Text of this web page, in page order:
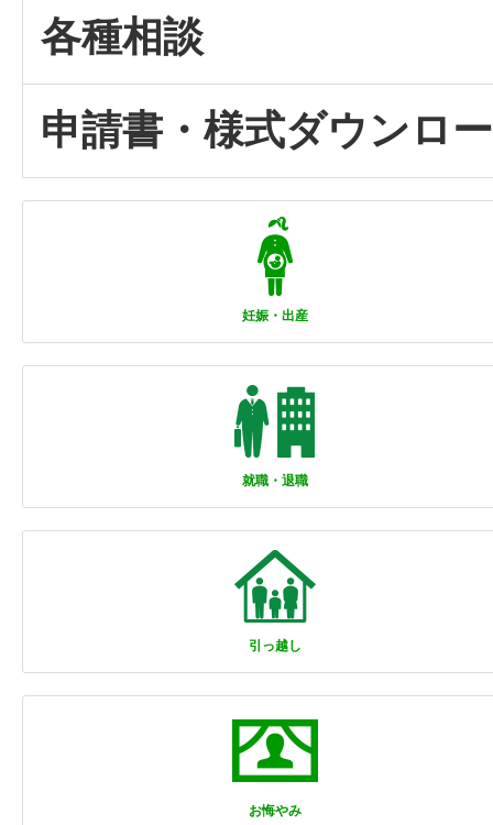
各種相談
申請書・様式ダウンロ
妊娠・出産
就職・退職
引っ越し
お悔やみ